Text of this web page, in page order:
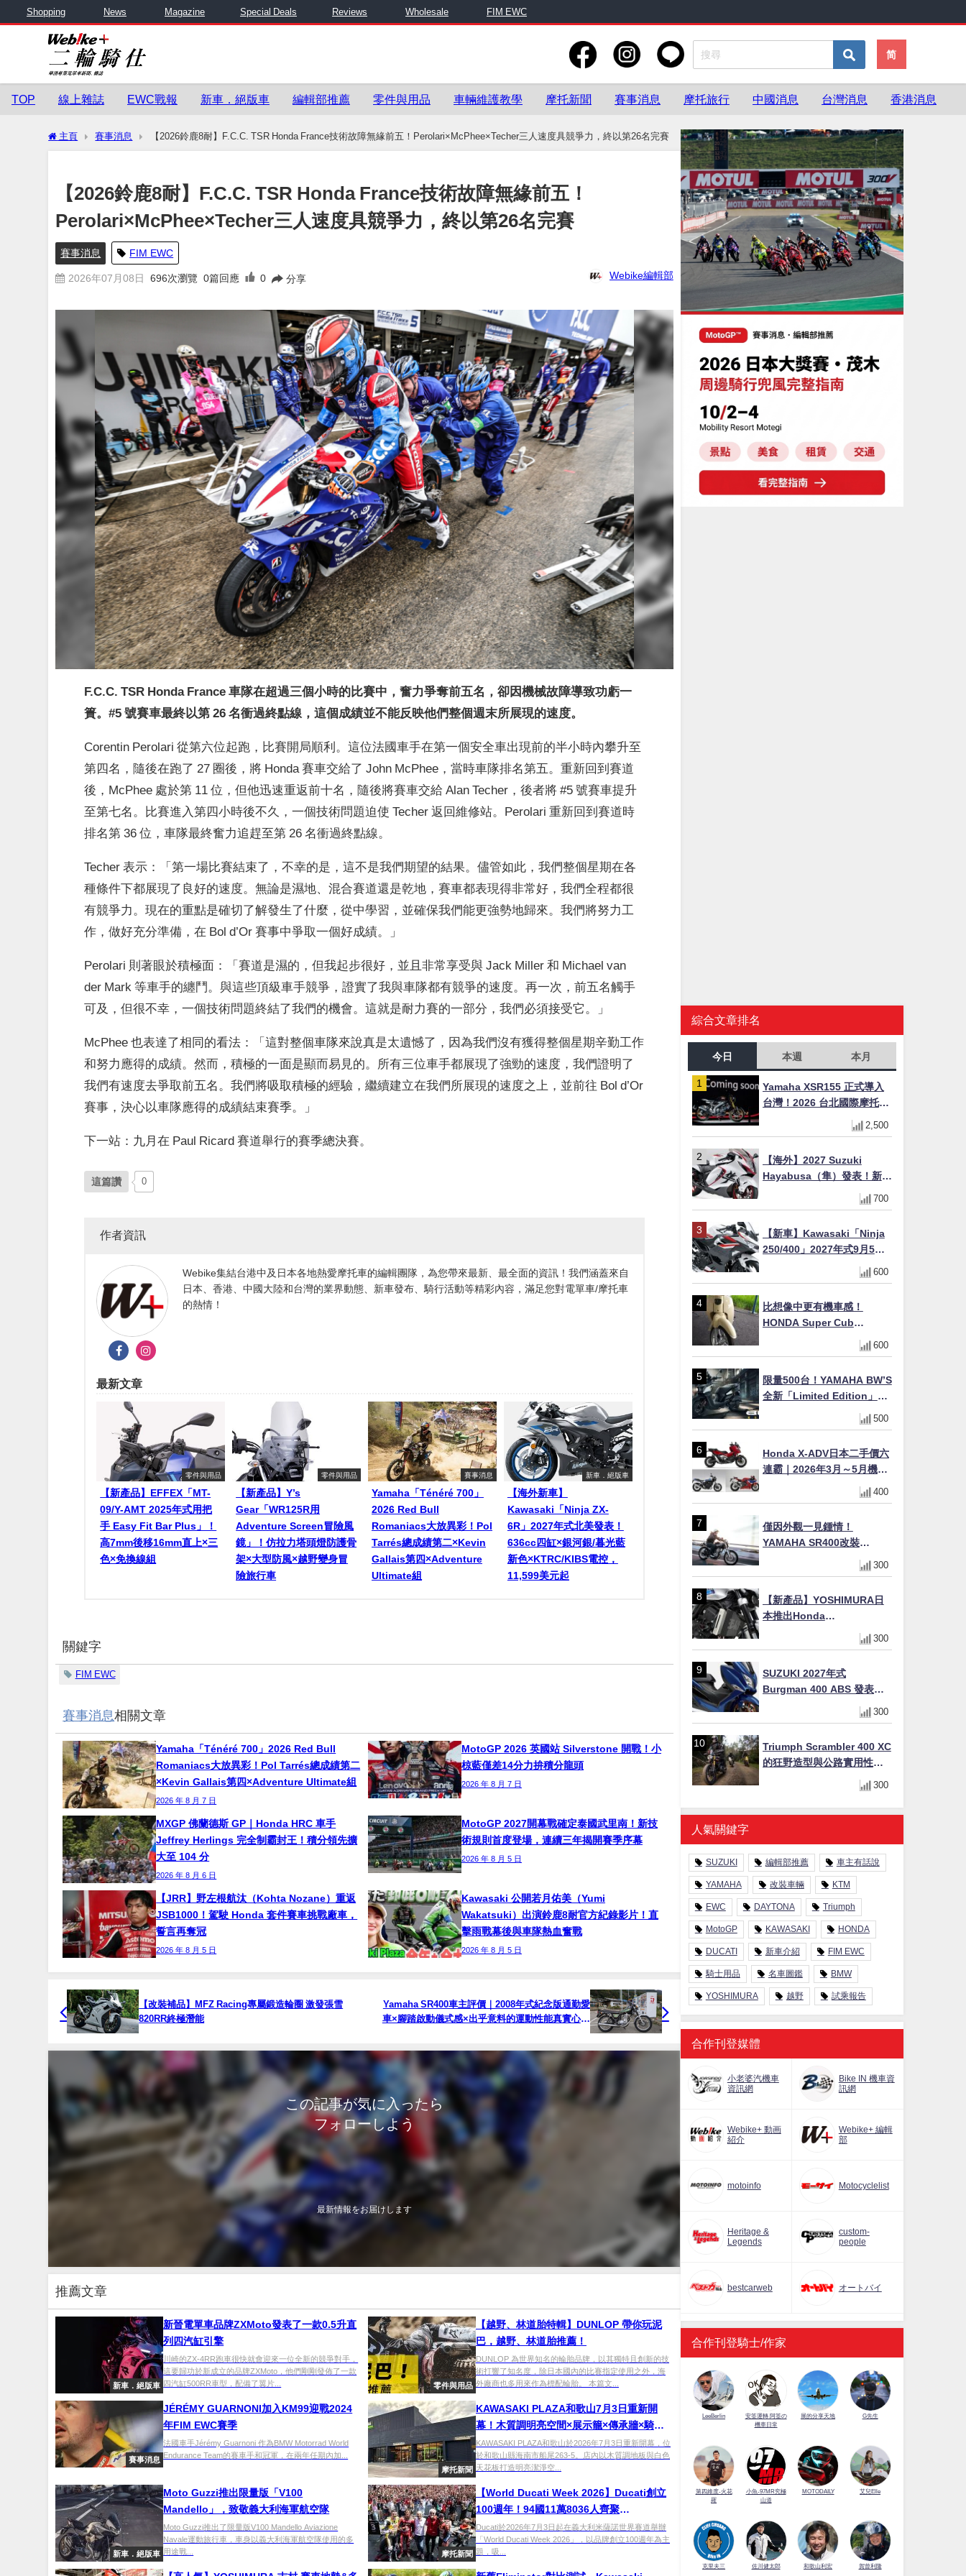
Shopping News Magazine Special Deals Reviews Wholesale FIM EWC
简
TOP 線上雜誌 EWC戰報 新車．絕版車 編輯部推薦 零件與用品 車輛維護教學 摩托新聞 賽事消息 摩托旅行 中國消息 台灣消息 香港消息
主頁 賽事消息 【2026鈴鹿8耐】F.C.C. TSR Honda France技術故障無緣前五！Perolari×McPhee×Techer三人速度具競爭力，終以第26名完賽
【2026鈴鹿8耐】F.C.C. TSR Honda France技術故障無緣前五！
Perolari×McPhee×Techer三人速度具競爭力，終以第26名完賽
賽事消息 FIM EWC
2026年07月08日 696次瀏覽 0篇回應 0 分享 Webike編輯部
F.C.C. TSR Honda France 車隊在超過三個小時的比賽中，奮力爭奪前五名，卻因機械故障導致功虧一
簣。#5 號賽車最終以第 26 名衝過終點線，這個成績並不能反映他們整個週末所展現的速度。
Corentin Perolari 從第六位起跑，比賽開局順利。這位法國車手在第一個安全車出現前的半小時內攀升至
第四名，隨後在跑了 27 圈後，將 Honda 賽車交給了 John McPhee，當時車隊排名第五。重新回到賽道
後，McPhee 處於第 11 位，但他迅速重返前十名，隨後將賽車交給 Alan Techer，後者將 #5 號賽車提升
至第七名。比賽進入第四小時後不久，一個技術問題迫使 Techer 返回維修站。Perolari 重新回到賽道時
排名第 36 位，車隊最終奮力追趕至第 26 名衝過終點線。
Techer 表示：「第一場比賽結束了，不幸的是，這不是我們期望的結果。儘管如此，我們整個星期在各
種條件下都展現了良好的速度。無論是濕地、混合賽道還是乾地，賽車都表現得非常好，我們全程都很
有競爭力。現在的重點是確切了解發生了什麼，從中學習，並確保我們能更強勢地歸來。我們將努力工
作，做好充分準備，在 Bol d’Or 賽事中爭取一個好成績。」
Perolari 則著眼於積極面：「賽道是濕的，但我起步很好，並且非常享受與 Jack Miller 和 Michael van
der Mark 等車手的纏鬥。與這些頂級車手競爭，證實了我與車隊都有競爭的速度。再一次，前五名觸手
可及，但很不幸，一個技術問題終結了我們的機會。這就是耐力賽的一部分，我們必須接受它。」
McPhee 也表達了相同的看法：「這對整個車隊來說真是太遺憾了，因為我們沒有獲得整個星期辛勤工作
和努力應得的成績。然而，積極的一面是顯而易見的。所有三位車手都展現了強勁的速度，我們證明了
我們有速度去爭取前五名。我們將吸取積極的經驗，繼續建立在我們所展現的速度之上，並前往 Bol d’Or
賽事，決心以車隊應得的成績結束賽季。」
下一站：九月在 Paul Ricard 賽道舉行的賽季總決賽。
這篇讚 0
作者資訊
Webike集結台港中及日本各地熱愛摩托車的編輯團隊，為您帶來最新、最全面的資訊！我們涵蓋來自
日本、香港、中國大陸和台灣的業界動態、新車發布、騎行活動等精彩內容，滿足您對電單車/摩托車
的熱情！
最新文章
零件與用品
【新產品】EFFEX「MT-
09/Y-AMT 2025年式用把
手 Easy Fit Bar Plus」！
高7mm後移16mm直上×三
色×免換線組
零件與用品
【新產品】Y’s
Gear「WR125R用
Adventure Screen冒險風
鏡」！仿拉力塔頭燈防護骨
架×大型防風×越野變身冒
險旅行車
賽事消息
Yamaha「Ténéré 700」
2026 Red Bull
Romaniacs大放異彩！Pol
Tarrés總成績第二×Kevin
Gallais第四×Adventure
Ultimate組
新車．絕版車
【海外新車】
Kawasaki「Ninja ZX-
6R」2027年式北美發表！
636cc四缸×銀河銀/暮光藍
新色×KTRC/KIBS電控，
11,599美元起
關鍵字
FIM EWC
賽事消息相關文章
Yamaha「Ténéré 700」2026 Red Bull
Romaniacs大放異彩！Pol Tarrés總成績第二
×Kevin Gallais第四×Adventure Ultimate組
2026 年 8 月 7 日
MotoGP 2026 英國站 Silverstone 開戰！小
椋藍僅差14分力拚積分龍頭
2026 年 8 月 7 日
MXGP 佛蘭德斯 GP｜Honda HRC 車手
Jeffrey Herlings 完全制霸封王！積分領先擴
大至 104 分
2026 年 8 月 6 日
MotoGP 2027開幕戰確定泰國武里南！新技
術規則首度登場，連續三年揭開賽季序幕
2026 年 8 月 5 日
【JRR】野左根航汰（Kohta Nozane）重返
JSB1000！駕駛 Honda 套件賽車挑戰廠車，
誓言再奪冠
2026 年 8 月 5 日
Kawasaki 公開若月佑美（Yumi
Wakatsuki）出演鈴鹿8耐官方紀錄影片！直
擊雨戰幕後與車隊熱血奮戰
2026 年 8 月 5 日
【改裝補品】MFZ Racing專屬鍛造輪圈 激發張雪
820RR終極潛能
Yamaha SR400車主評價｜2008年式紀念版通勤愛
車×腳踏啟動儀式感×出乎意料的運動性能真實心得
この記事が気に入ったら
フォローしよう
最新情報をお届けします
推薦文章
新車．絕版車
新晉電單車品牌ZXMoto發表了一款0.5升直
列四汽缸引擎
川崎的ZX-4RR跑車很快就會迎來一位全新的競爭對手，
這要歸功於新成立的品牌ZXMoto，他們剛剛發佈了一款
四汽缸500RR車型，配備了翼片...
零件與用品
【越野、林道胎特輯】DUNLOP 帶你玩泥
巴，越野、林道胎推薦！
DUNLOP 為世界知名的輪胎品牌，以其獨特且創新的技
術打響了知名度，除日本國內的比賽指定使用之外，海
外廠商也多用來作為標配輪胎。 本篇文...
賽事消息
JÉRÉMY GUARNONI加入KM99迎戰2024
年FIM EWC賽季
法國車手Jérémy Guarnoni 作為BMW Motorrad World
Endurance Team的賽車手和冠軍，在兩年任期內加...
摩托新聞
KAWASAKI PLAZA和歌山7月3日重新開
幕！木質調明亮空間×展示籠×傳承牆×騎士
交流空間全面升級
KAWASAKI PLAZA和歌山於2026年7月3日重新開幕，位
於和歌山縣海南市船尾263-5。店內以木質調地板與白色
天花板打造明亮潔淨空...
新車．絕版車
Moto Guzzi推出限量版「V100
Mandello」，致敬義大利海軍航空隊
Moto Guzzi推出了限量版V100 Mandello Aviazione
Navale運動旅行車，車身以義大利海軍航空隊使用的多
用途戰...
摩托新聞
【World Ducati Week 2026】Ducati創立
100週年！94國11萬8036人齊聚
Misano×Bulega奪冠Lenovo Race of
Champions×無人機表演
Ducati於2026年7月3日起在義大利米薩諾世界賽道舉辦
「World Ducati Week 2026」，以品牌創立100週年為主
題，吸...
綜合文章排名
今日 本週 本月
Yamaha XSR155 正式導入
台灣！2026 台北國際摩托車
展亮相，70 週年紀念版
YZF-R 系列限量追加販售
2,500
【海外】2027 Suzuki
Hayabusa（隼）發表！新增
Special Edition 特仕版，全
新珍珠白塗裝與專屬配備登
700
【新車】Kawasaki「Ninja
250/400」2027年式9月5日
日本發售！新塗裝登場×價格
不變×輔助滑動式離合器
600
比想像中更有機車感！
HONDA Super Cub
110【Webike愛車精選】
600
限量500台！YAMAHA BW’S
全新「Limited Edition」都
市探索限定色 GOOPiMADE
聯名包同步登場
500
Honda X-ADV日本二手價六
連霸｜2026年3月～5月機車
轉售排行榜 CBR1000RR-R
FIREBLADE SP首度躋身前
400
僅因外觀一見鍾情！
YAMAHA SR400改裝
Tracker風格｜ 女車主的機車
人生蛻變記
300
【新產品】YOSHIMURA日
本推出Honda
CB1000F/CB1000 HORNET
專用水箱護網，六角網紋設
300
SUZUKI 2027年式
Burgman 400 ABS 發表！
8/18日本上市、支援E10汽油
售價98萬100日圓
300
Triumph Scrambler 400 XC
的狂野造型與公路實用性的
300
人氣關鍵字
SUZUKI 編輯部推薦 車主有話說
YAMAHA 改裝車輛 KTM
EWC DAYTONA Triumph
MotoGP KAWASAKI HONDA
DUCATI 新車介紹 FIM EWC
騎士用品 名車圖鑑 BMW
YOSHIMURA 越野 試乘報告
合作刊登媒體
小老婆汽機車
資訊網
Bike IN 機車資
訊網
Webike+ 動画
紹介
Webike+ 編輯
部
motoinfo Motocyclelist
Heritage &
Legends
custom-
people
bestcarweb オートバイ
合作刊登騎士/作家
LeeBerlin
安筌運轉 阿筌の
機車日常
展的分享天地 G先生
第四維度-火花
羅
小魚-97MR究極
山道
MOTODAILY 艾兒Elle
克里夫三 佐川健太郎 和歌山利宏 賀曾利隆